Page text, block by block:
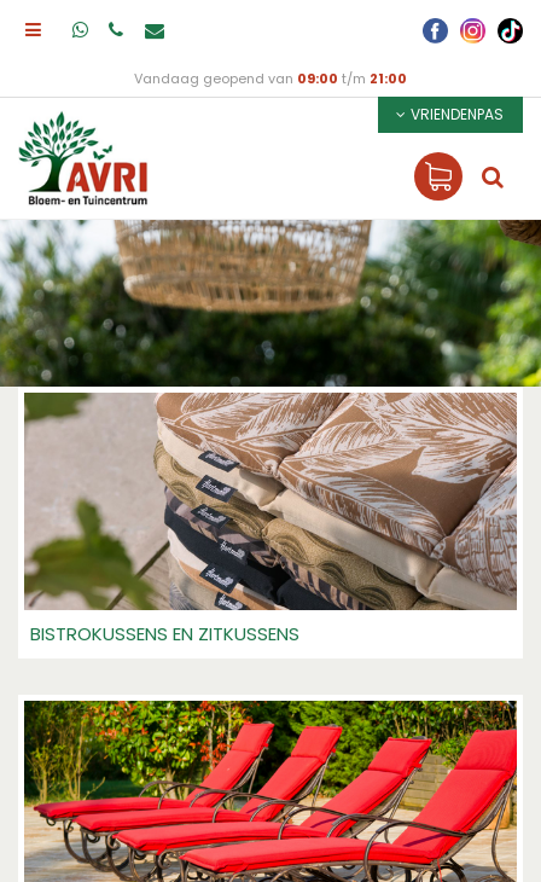
Vandaag geopend van 09:00 t/m 21:00
VRIENDENPAS
BISTROKUSSENS EN ZITKUSSENS